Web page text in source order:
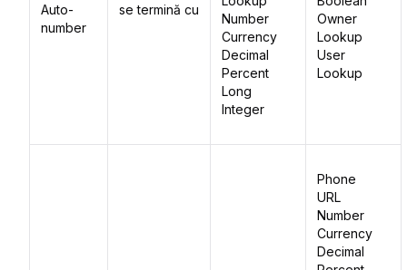
Auto-
number
se termină cu
Number
Currency
Decimal
Percent
Long
Integer
Owner
Lookup
User
Lookup
Phone
URL
Number
Currency
Decimal